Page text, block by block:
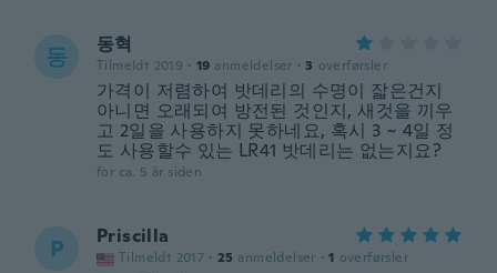
동 동혁
Tilmeldt 2019 · 19 anmeldelser · 3 overførsler
가격이 저렴하여 밧데리의 수명이 잛은건지
아니면 오래되여 방전된 것인지, 새것을 끼우
고 2일을 사용하지 못하네요, 혹시 3 ~ 4일 정
도 사용할수 있는 LR41 밧데리는 없는지요?
for ca. 5 år siden
P Priscilla
Tilmeldt 2017 · 25 anmeldelser · 1 overførsler